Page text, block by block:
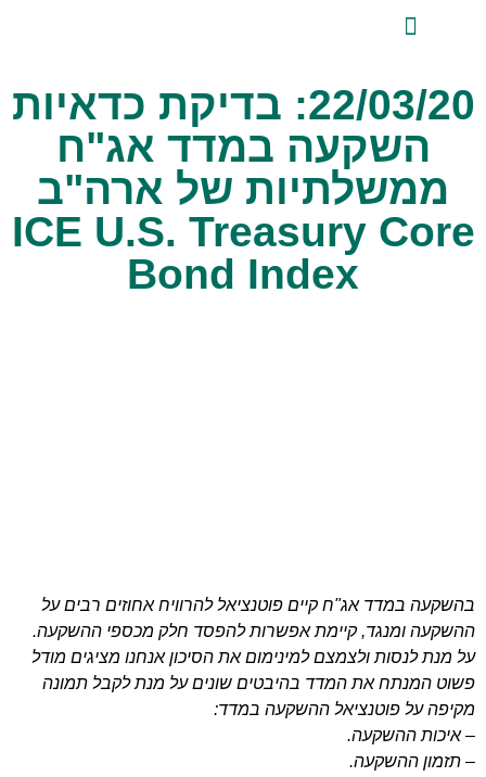
22/03/20: בדיקת כדאיות
השקעה במדד אג"ח
ממשלתיות של ארה"ב
ICE U.S. Treasury Core
Bond Index
בהשקעה במדד אג"ח קיים פוטנציאל להרוויח אחוזים רבים על
ההשקעה ומנגד, קיימת אפשרות להפסד חלק מכספי ההשקעה.
על מנת לנסות ולצמצם למינימום את הסיכון אנחנו מציגים מודל
פשוט המנתח את המדד בהיבטים שונים על מנת לקבל תמונה
מקיפה על פוטנציאל ההשקעה במדד:
– איכות ההשקעה.
– תזמון ההשקעה.